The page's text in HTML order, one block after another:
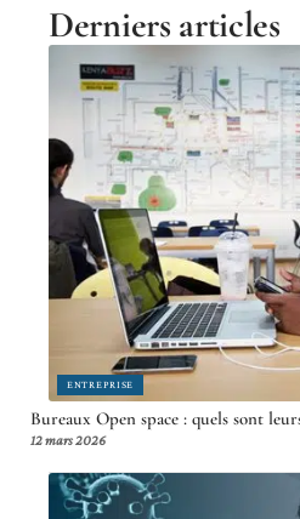
Derniers articles
ENTREPRISE
Bureaux Open space : quels sont
12 mars 2026